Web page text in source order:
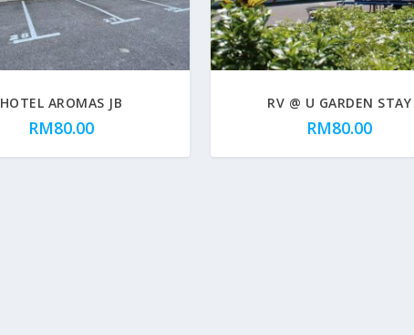
HOTEL AROMAS JB
RM80.00
RV @ U GARDEN STAY
RM80.00